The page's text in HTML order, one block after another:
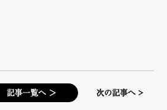
記事一覧へ ＞ 次の記事へ >